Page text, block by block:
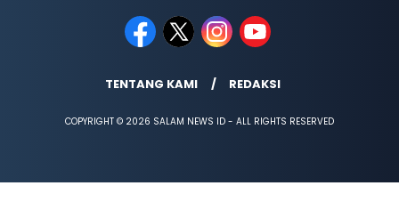
TENTANG KAMI REDAKSI
COPYRIGHT © 2026 SALAM NEWS ID - ALL RIGHTS RESERVED